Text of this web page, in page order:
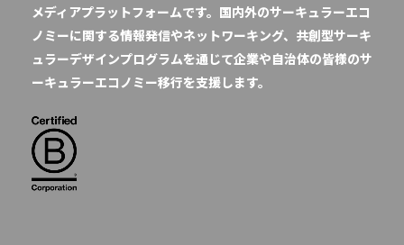
メディアプラットフォームです。国内外のサーキュラーエコ
ノミーに関する情報発信やネットワーキング、共創型サーキ
ュラーデザインプログラムを通じて企業や自治体の皆様のサ
ーキュラーエコノミー移行を支援します。